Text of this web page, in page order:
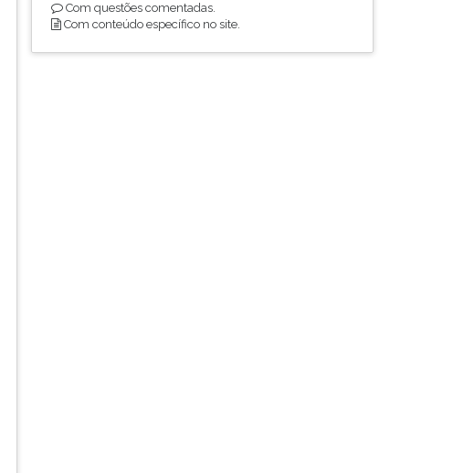
Com questões comentadas.
Com conteúdo específico no site.